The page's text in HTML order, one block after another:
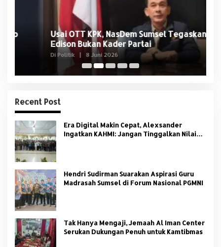
Usai OTT KPK, NasDem Sumsel Tegaskan
Edison Bukan Kader Partai
| 8 Juni 2026
Recent Post
Era Digital Makin Cepat, Alexsander
Ingatkan KAHMI: Jangan Tinggalkan Nilai
Hendri Sudirman Suarakan Aspirasi Guru
Madrasah Sumsel di Forum Nasional PGMNI
Tak Hanya Mengaji, Jemaah Al Iman Center
Serukan Dukungan Penuh untuk Kamtibmas